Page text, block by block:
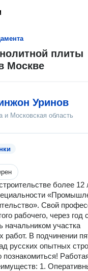
плиты
Москве
Уринов
и Московская область
более
Свой
рабочего, через год
начальником участка
работ. В подчинении
русских опытных
познакомиться!
1.